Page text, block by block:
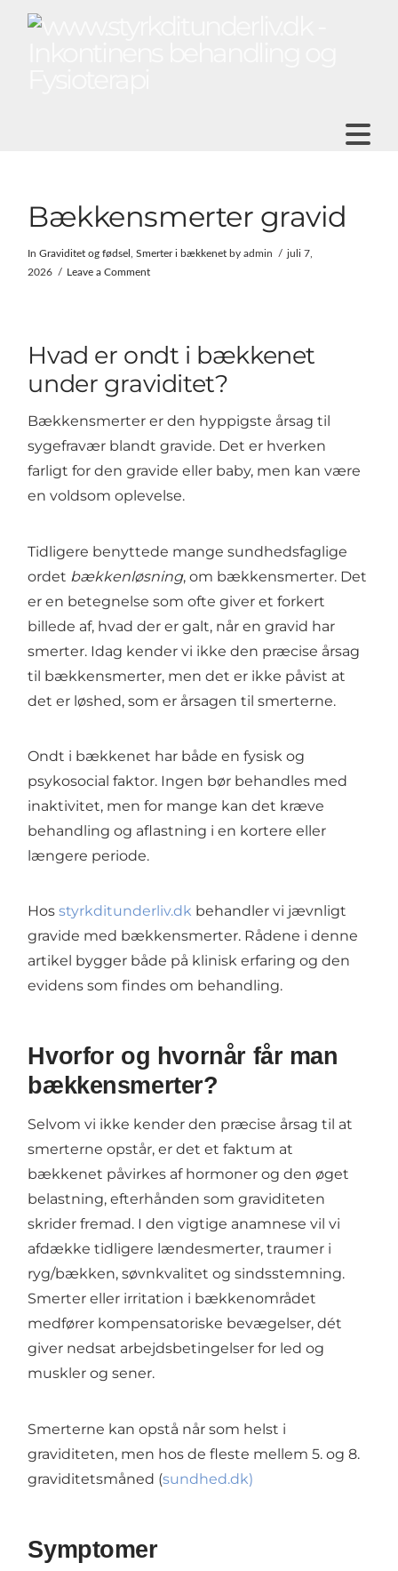
Bækkensmerter gravid
InGraviditet og fødsel ,Smerter i bækkenet by admin
juli 7,
2026
Leave a Comment
Hvad er ondt i bækkenet
under graviditet?
Bækkensmerter er den hyppigste årsag til
sygefravær blandt gravide. Det er hverken
farligt for den gravide eller baby, men kan være
en voldsom oplevelse.
Tidligere benyttede mange sundhedsfaglige
ordet bækkenløsning, om bækkensmerter. Det
er en betegnelse som ofte giver et forkert
billede af, hvad der er galt, når en gravid har
smerter. Idag kender vi ikke den præcise årsag
til bækkensmerter, men det er ikke påvist at
det er løshed, som er årsagen til smerterne.
Ondt i bækkenet har både en fysisk og
psykosocial faktor. Ingen bør behandles med
inaktivitet, men for mange kan det kræve
behandling og aflastning i en kortere eller
længere periode.
Hos styrkditunderliv.dk behandler vi jævnligt
gravide med bækkensmerter. Rådene i denne
artikel bygger både på klinisk erfaring og den
evidens som findes om behandling.
Hvorfor og hvornår får man
bækkensmerter?
Selvom vi ikke kender den præcise årsag til at
smerterne opstår, er det et faktum at
bækkenet påvirkes af hormoner og den øget
belastning, efterhånden som graviditeten
skrider fremad. I den vigtige anamnese vil vi
afdække tidligere lændesmerter, traumer i
ryg/bækken, søvnkvalitet og sindsstemning.
Smerter eller irritation i bækkenområdet
medfører kompensatoriske bevægelser, dét
giver nedsat arbejdsbetingelser for led og
muskler og sener.
Smerterne kan opstå når som helst i
graviditeten, men hos de fleste mellem 5. og 8.
graviditetsmåned (sundhed.dk)
Symptomer